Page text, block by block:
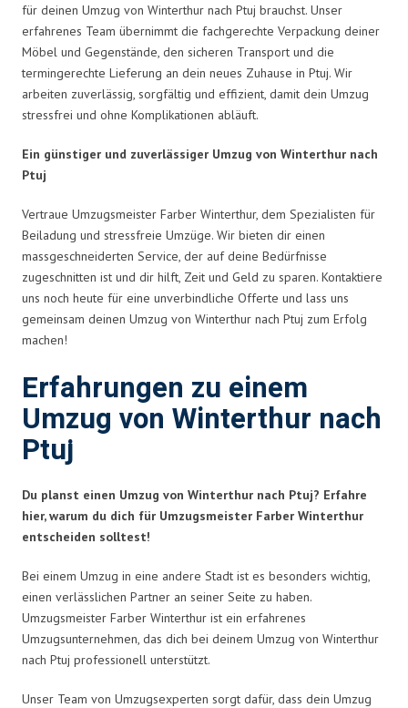
für deinen Umzug von Winterthur nach Ptuj brauchst. Unser
erfahrenes Team übernimmt die fachgerechte Verpackung deiner
Möbel und Gegenstände, den sicheren Transport und die
termingerechte Lieferung an dein neues Zuhause in Ptuj. Wir
arbeiten zuverlässig, sorgfältig und effizient, damit dein Umzug
stressfrei und ohne Komplikationen abläuft.
Ein günstiger und zuverlässiger Umzug von Winterthur nach
Ptuj
Vertraue Umzugsmeister Farber Winterthur, dem Spezialisten für
Beiladung und stressfreie Umzüge. Wir bieten dir einen
massgeschneiderten Service, der auf deine Bedürfnisse
zugeschnitten ist und dir hilft, Zeit und Geld zu sparen. Kontaktiere
uns noch heute für eine unverbindliche Offerte und lass uns
gemeinsam deinen Umzug von Winterthur nach Ptuj zum Erfolg
machen!
Erfahrungen zu einem
Umzug von Winterthur nach
Ptuj
Du planst einen Umzug von Winterthur nach Ptuj? Erfahre
hier, warum du dich für Umzugsmeister Farber Winterthur
entscheiden solltest!
Bei einem Umzug in eine andere Stadt ist es besonders wichtig,
einen verlässlichen Partner an seiner Seite zu haben.
Umzugsmeister Farber Winterthur ist ein erfahrenes
Umzugsunternehmen, das dich bei deinem Umzug von Winterthur
nach Ptuj professionell unterstützt.
Unser Team von Umzugsexperten sorgt dafür, dass dein Umzug